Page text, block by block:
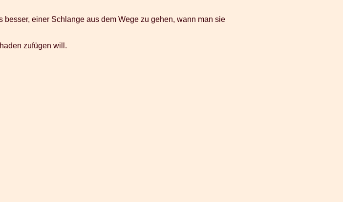
einer Schlange aus dem Wege zu gehen, wann man sie
zufügen will.